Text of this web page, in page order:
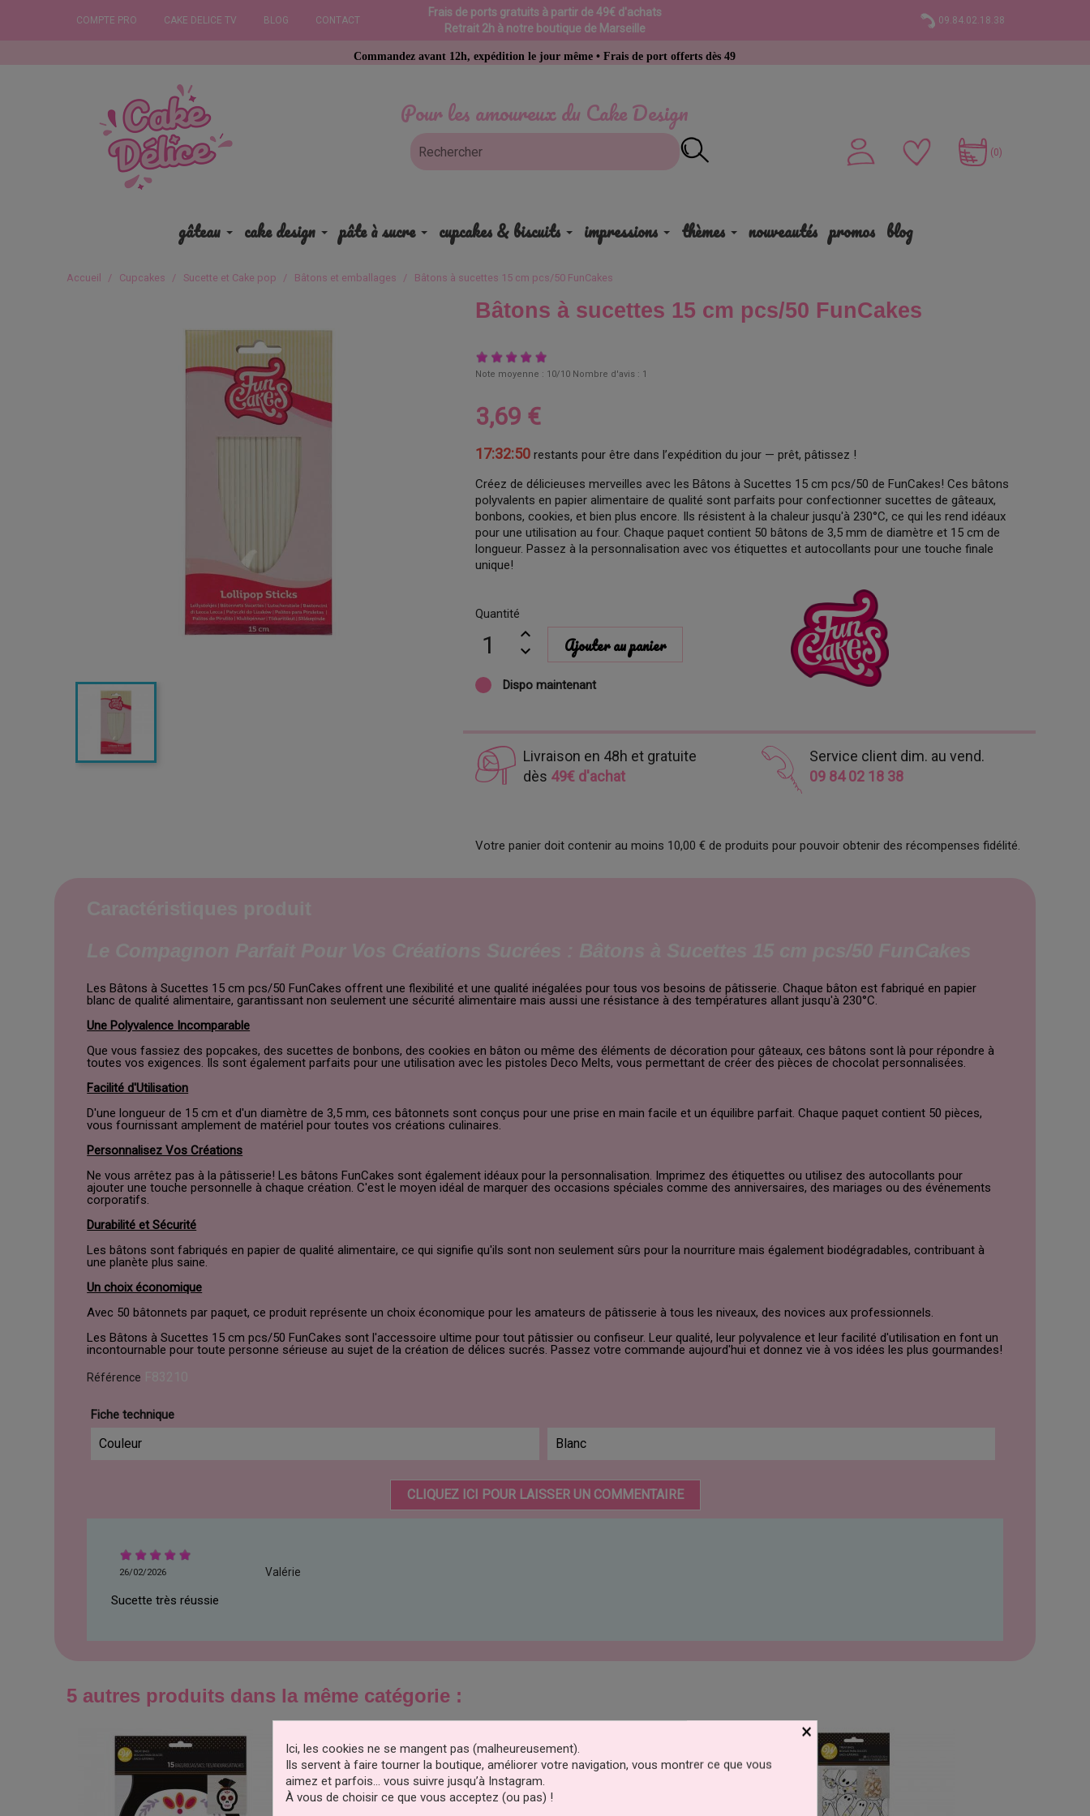
COMPTE PRO CAKE DELICE TV BLOG CONTACT
Frais de ports gratuits à partir de 49€ d'achats
Retrait 2h à notre boutique de Marseille
09.84.02.18.38
Pour les amoureux du Cake Design
Commandez avant 12h, expédition le jour même • Frais de port offerts dès 49 € d’achat
(0)
gâteau cake design pâte à sucre cupcakes & biscuits impressions thèmes nouveautés promos blog
Accueil Cupcakes Sucette et Cake pop Bâtons et emballages Bâtons à sucettes 15 cm pcs/50 FunCakes
Bâtons à sucettes 15 cm pcs/50 FunCakes
Note moyenne : 10/10 Nombre d'avis : 1
3,69 €
17:32:49 restants pour être dans l’expédition du jour — prêt, pâtissez !
Créez de délicieuses merveilles avec les Bâtons à Sucettes 15 cm pcs/50 de FunCakes! Ces bâtons
polyvalents en papier alimentaire de qualité sont parfaits pour confectionner sucettes de gâteaux,
bonbons, cookies, et bien plus encore. Ils résistent à la chaleur jusqu'à 230°C, ce qui les rend idéaux
pour une utilisation au four. Chaque paquet contient 50 bâtons de 3,5 mm de diamètre et 15 cm de
longueur. Passez à la personnalisation avec vos étiquettes et autocollants pour une touche finale
unique!
Quantité
Ajouter au panier
Dispo maintenant
Livraison en 48h et gratuite
dès 49€ d'achat
Service client dim. au vend.
09 84 02 18 38
Votre panier doit contenir au moins 10,00 € de produits pour pouvoir obtenir des récompenses fidélité.
Les Bâtons à Sucettes 15 cm pcs/50 FunCakes offrent une flexibilité et une qualité inégalées pour tous vos besoins de pâtisserie. Chaque bâton est fabriqué en papier
blanc de qualité alimentaire, garantissant non seulement une sécurité alimentaire mais aussi une résistance à des températures allant jusqu'à 230°C.
Une Polyvalence Incomparable
Que vous fassiez des popcakes, des sucettes de bonbons, des cookies en bâton ou même des éléments de décoration pour gâteaux, ces bâtons sont là pour répondre à
toutes vos exigences. Ils sont également parfaits pour une utilisation avec les pistoles Deco Melts, vous permettant de créer des pièces de chocolat personnalisées.
Facilité d'Utilisation
D'une longueur de 15 cm et d'un diamètre de 3,5 mm, ces bâtonnets sont conçus pour une prise en main facile et un équilibre parfait. Chaque paquet contient 50 pièces,
vous fournissant amplement de matériel pour toutes vos créations culinaires.
Personnalisez Vos Créations
Ne vous arrêtez pas à la pâtisserie! Les bâtons FunCakes sont également idéaux pour la personnalisation. Imprimez des étiquettes ou utilisez des autocollants pour
ajouter une touche personnelle à chaque création. C'est le moyen idéal de marquer des occasions spéciales comme des anniversaires, des mariages ou des événements
corporatifs.
Durabilité et Sécurité
Les bâtons sont fabriqués en papier de qualité alimentaire, ce qui signifie qu'ils sont non seulement sûrs pour la nourriture mais également biodégradables, contribuant à
une planète plus saine.
Un choix économique
Avec 50 bâtonnets par paquet, ce produit représente un choix économique pour les amateurs de pâtisserie à tous les niveaux, des novices aux professionnels.
Les Bâtons à Sucettes 15 cm pcs/50 FunCakes sont l'accessoire ultime pour tout pâtissier ou confiseur. Leur qualité, leur polyvalence et leur facilité d'utilisation en font un
incontournable pour toute personne sérieuse au sujet de la création de délices sucrés. Passez votre commande aujourd'hui et donnez vie à vos idées les plus gourmandes!
Référence
Fiche technique
Couleur Blanc
CLIQUEZ ICI POUR LAISSER UN COMMENTAIRE
26/02/2026 Valérie
Sucette très réussie
5 autres produits dans la même catégorie :
déclinaisons
×
Ici, les cookies ne se mangent pas (malheureusement).
Ils servent à faire tourner la boutique, améliorer votre navigation, vous montrer ce que vous
aimez et parfois… vous suivre jusqu’à Instagram.
À vous de choisir ce que vous acceptez (ou pas) !